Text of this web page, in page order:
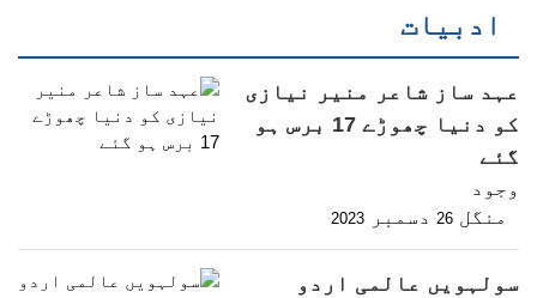
ادبیات
عہد ساز شاعر منیر نیازی
کو دنیا چھوڑے 17 برس ہو
گئے
وجود
منگل 26 دسمبر 2023
سولہویں عالمی اردو